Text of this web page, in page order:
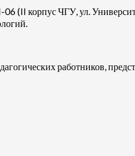
(II корпус ЧГУ, ул.
работников,